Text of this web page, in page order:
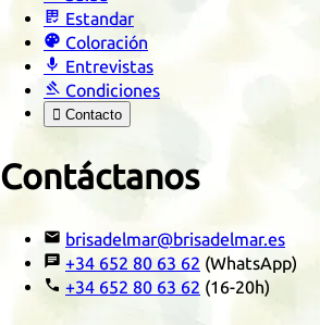
 Estandar
 Coloración
 Entrevistas
 Condiciones
 Contacto
Contáctanos
 brisadelmar@brisadelmar.es
 +34 652 80 63 62 (WhatsApp)
 +34 652 80 63 62 (16-20h)